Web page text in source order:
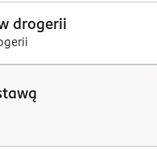
drogerii